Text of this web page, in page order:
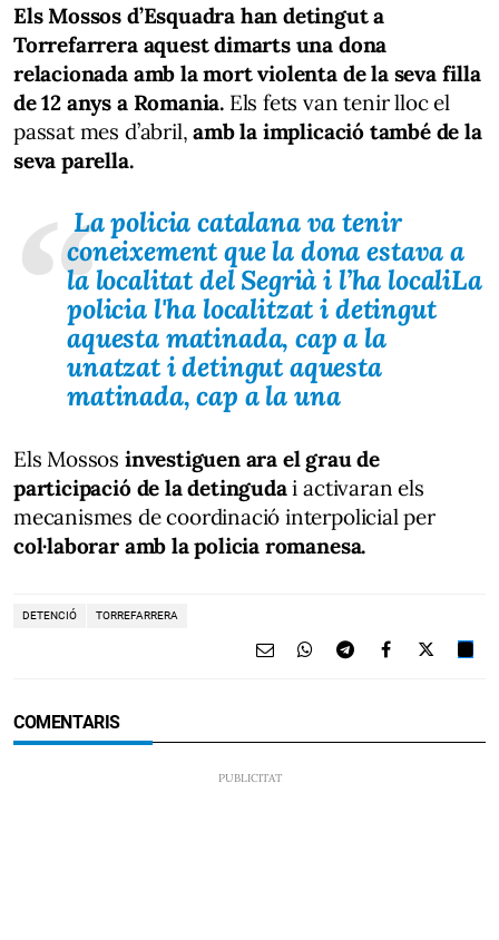
Els Mossos d’Esquadra han detingut a
Torrefarrera aquest dimarts una dona
relacionada amb la mort violenta de la seva filla
de 12 anys a Romania. Els fets van tenir lloc el
passat mes d’abril,amb la implicació també de la
seva parella.
La policia catalana va tenir
coneixement que la dona estava a
la localitat del Segrià i l’ha localiLa
policia l'ha localitzat i detingut
aquesta matinada, cap a la
unatzat i detingut aquesta
matinada, cap a la una
Els Mossos investiguen ara el grau de
participació de la detingudai activaran els
mecanismes de coordinació interpolicial per
col·laborar amb la policia romanesa.
DETENCIÓ TORREFARRERA
COMENTARIS